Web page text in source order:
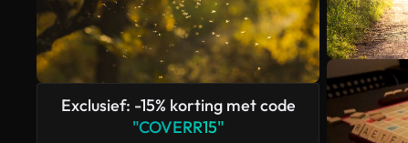
Exclusief: -15% korting met code
"COVERR15"